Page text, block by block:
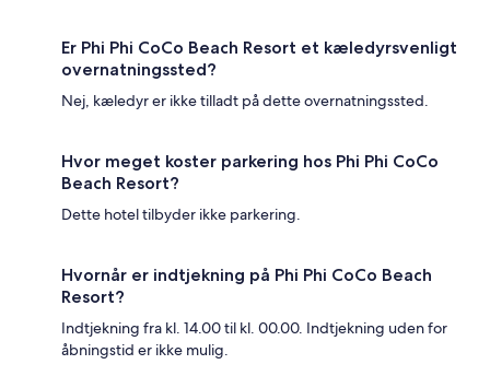
Er Phi Phi CoCo Beach Resort et kæledyrsvenligt
overnatningssted?
Nej, kæledyr er ikke tilladt på dette overnatningssted.
Hvor meget koster parkering hos Phi Phi CoCo
Beach Resort?
Dette hotel tilbyder ikke parkering.
Hvornår er indtjekning på Phi Phi CoCo Beach
Resort?
Indtjekning fra kl. 14.00 til kl. 00.00. Indtjekning uden for
åbningstid er ikke mulig.